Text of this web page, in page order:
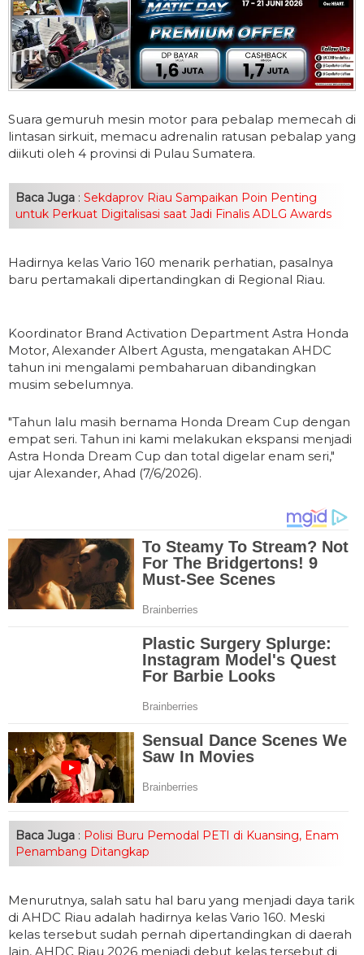
Suara gemuruh mesin motor para pebalap memecah di
lintasan sirkuit, memacu adrenalin ratusan pebalap yang
diikuti oleh 4 provinsi di Pulau Sumatera.
Baca Juga : Sekdaprov Riau Sampaikan Poin Penting
untuk Perkuat Digitalisasi saat Jadi Finalis ADLG Awards
Hadirnya kelas Vario 160 menarik perhatian, pasalnya
baru pertamakali dipertandingkan di Regional Riau.
Koordinator Brand Activation Department Astra Honda
Motor, Alexander Albert Agusta, mengatakan AHDC
tahun ini mengalami pembaharuan dibandingkan
musim sebelumnya.
"Tahun lalu masih bernama Honda Dream Cup dengan
empat seri. Tahun ini kami melakukan ekspansi menjadi
Astra Honda Dream Cup dan total digelar enam seri,"
ujar Alexander, Ahad (7/6/2026).
Baca Juga : Polisi Buru Pemodal PETI di Kuansing, Enam
Penambang Ditangkap
Menurutnya, salah satu hal baru yang menjadi daya tarik
di AHDC Riau adalah hadirnya kelas Vario 160. Meski
kelas tersebut sudah pernah dipertandingkan di daerah
lain, AHDC Riau 2026 menjadi debut kelas tersebut di